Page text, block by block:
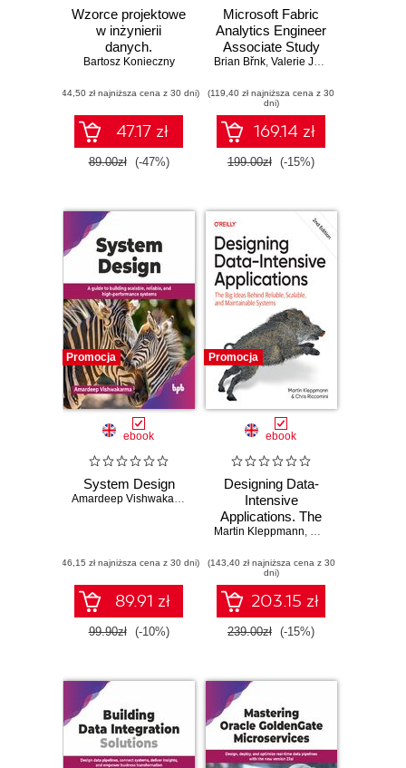
Wzorce projektowe
w inżynierii
danych.
Sprawdzone
praktyki
Bartosz Konieczny
(44,50 zł najniższa cena z 30 dni)
47.17 zł
89.00zł (-47%)
Microsoft Fabric
Analytics Engineer
Associate Study
Guide. Hands-On
Expert Tips for
Acing the DP-600
Certification Exam
Brian Břnk, Valerie Junk
(119,40 zł najniższa cena z 30
dni)
169.14 zł
199.00zł (-15%)
Promocja
ebook
System Design
Amardeep Vishwakarma
(46,15 zł najniższa cena z 30 dni)
89.91 zł
99.90zł (-10%)
Promocja
ebook
Designing Data-
Intensive
Applications. The
Big Ideas Behind
and Maintainable
Systems. 2nd
Edition
Martin Kleppmann, Chris Riccomini
(143,40 zł najniższa cena z 30
dni)
203.15 zł
239.00zł (-15%)